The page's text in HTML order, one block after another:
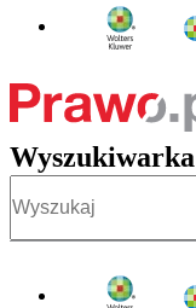
Wyszukiwarka